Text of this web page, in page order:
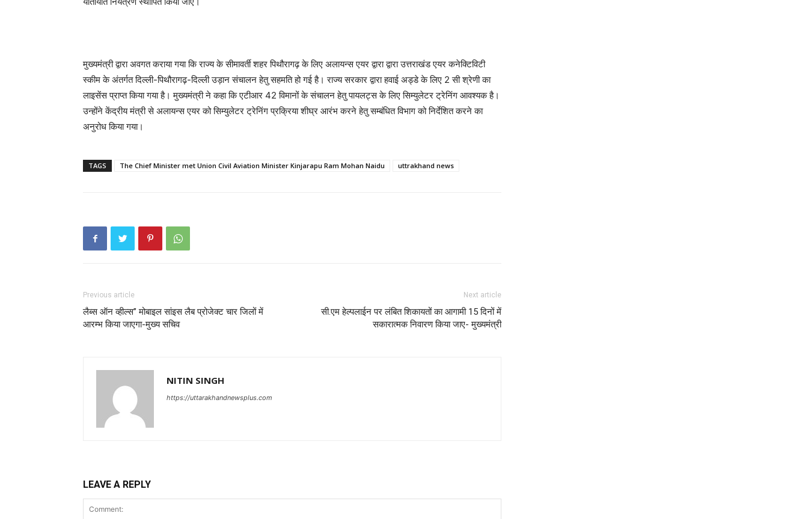
मुख्यमंत्री द्वारा अवगत कराया गया कि राज्य के सीमावर्ती शहर पिथौरागढ़ के लिए अलायन्स एयर द्वारा द्वारा उत्तराखंड एयर कनेक्टिविटी
स्कीम के अंतर्गत दिल्ली-पिथौरागढ़-दिल्ली उड़ान संचालन हेतु सहमति हो गई है। राज्य सरकार द्वारा हवाई अड्डे के लिए 2 सी श्रेणी का
लाइसेंस प्राप्त किया गया है। मुख्यमंत्री ने कहा कि एटीआर 42 विमानों के संचालन हेतु पायलट्स के लिए सिम्युलेटर ट्रेनिंग आवश्यक है।
उन्होंने केंद्रीय मंत्री से अलायन्स एयर को सिम्युलेटर ट्रेनिंग प्रक्रिया शीघ्र आरंभ करने हेतु सम्बंधित विभाग को निर्देशित करने का
अनुरोध किया गया।
TAGS The Chief Minister met Union Civil Aviation Minister Kinjarapu Ram Mohan Naidu uttrakhand news
Previous article
लैब्स ऑन व्हील्स’’ मोबाइल सांइस लैब प्रोजेक्ट चार जिलों में
आरम्भ किया जाएगा-मुख्य सचिव
Next article
सी.एम हेल्पलाईन पर लंबित शिकायतों का आगामी 15 दिनों में
सकारात्मक निवारण किया जाए- मुख्यमंत्री
NITIN SINGH
https://uttarakhandnewsplus.com
LEAVE A REPLY